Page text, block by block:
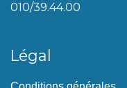
010/39.44.00
Légal